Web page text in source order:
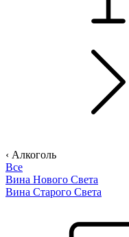
‹ Алкоголь
Все
Вина Нового Света
Вина Старого Света